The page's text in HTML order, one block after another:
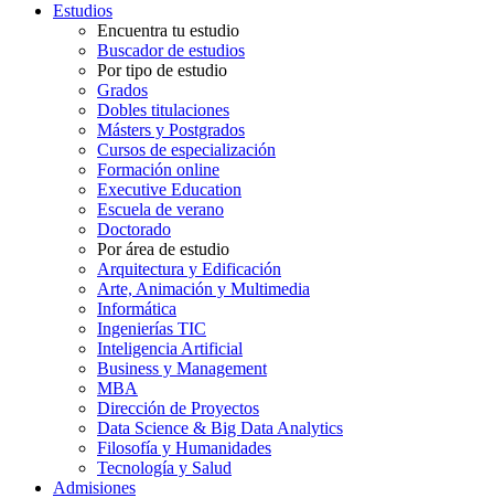
Estudios
Encuentra tu estudio
Buscador de estudios
Por tipo de estudio
Grados
Dobles titulaciones
Másters y Postgrados
Cursos de especialización
Formación online
Executive Education
Escuela de verano
Doctorado
Por área de estudio
Arquitectura y Edificación
Arte, Animación y Multimedia
Informática
Ingenierías TIC
Inteligencia Artificial
Business y Management
MBA
Dirección de Proyectos
Data Science & Big Data Analytics
Filosofía y Humanidades
Tecnología y Salud
Admisiones